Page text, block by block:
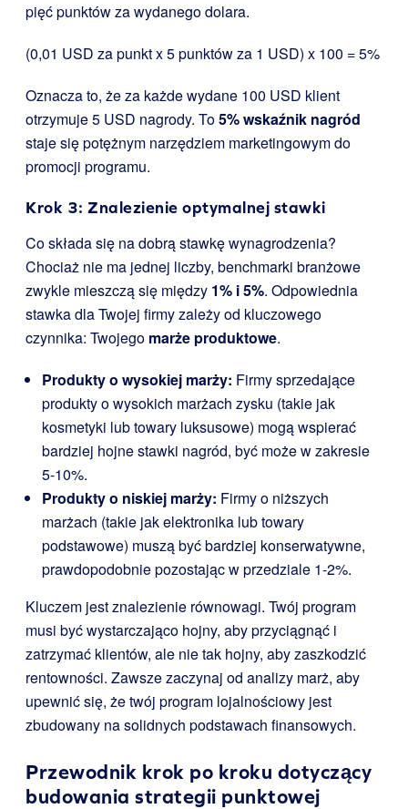
pięć punktów za wydanego dolara.
(0,01 USD za punkt x 5 punktów za 1 USD) x 100 = 5%
Oznacza to, że za każde wydane 100 USD klient
otrzymuje 5 USD nagrody. To5% wskaźnik nagród
staje się potężnym narzędziem marketingowym do
promocji programu.
Krok 3: Znalezienie optymalnej stawki
Co składa się na dobrą stawkę wynagrodzenia?
Chociaż nie ma jednej liczby, benchmarki branżowe
zwykle mieszczą się między 1% i 5%. Odpowiednia
stawka dla Twojej firmy zależy od kluczowego
czynnika: Twojego marże produktowe.
Produkty o wysokiej marży: Firmy sprzedające
produkty o wysokich marżach zysku (takie jak
kosmetyki lub towary luksusowe) mogą wspierać
bardziej hojne stawki nagród, być może w zakresie
5-10%.
Produkty o niskiej marży: Firmy o niższych
marżach (takie jak elektronika lub towary
podstawowe) muszą być bardziej konserwatywne,
prawdopodobnie pozostając w przedziale 1-2%.
Kluczem jest znalezienie równowagi. Twój program
musi być wystarczająco hojny, aby przyciągnąć i
zatrzymać klientów, ale nie tak hojny, aby zaszkodzić
rentowności. Zawsze zaczynaj od analizy marż, aby
upewnić się, że twój program lojalnościowy jest
zbudowany na solidnych podstawach finansowych.
Przewodnik krok po kroku dotyczący
budowania strategii punktowej